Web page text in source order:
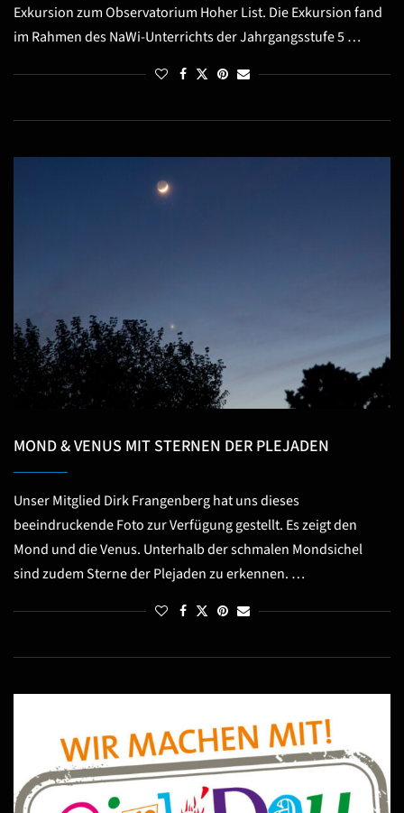
Exkursion zum Observatorium Hoher List. Die Exkursion fand
im Rahmen des NaWi-Unterrichts der Jahrgangsstufe 5 …
MOND & VENUS MIT STERNEN DER PLEJADEN
Unser Mitglied Dirk Frangenberg hat uns dieses
beeindruckende Foto zur Verfügung gestellt. Es zeigt den
Mond und die Venus. Unterhalb der schmalen Mondsichel
sind zudem Sterne der Plejaden zu erkennen. …